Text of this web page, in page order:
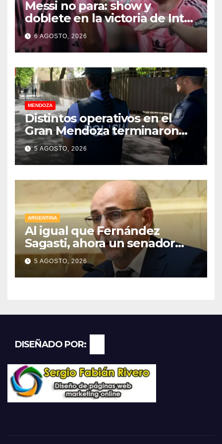
Messi no para: show y
doblete en la victoria de Inter
Miami
6 AGOSTO, 2026
MENDOZA
Distintos operativos en el
Gran Mendoza terminaron
con cuatro delincuentes
detenidos
5 AGOSTO, 2026
ARGENTINA
Al igual que Fernández
Sagasti, ahora un senador
radical pidió votar en forma
remota
5 AGOSTO, 2026
DISEÑADO POR: